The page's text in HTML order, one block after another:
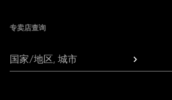
专卖店查询
国家/地区, 城市